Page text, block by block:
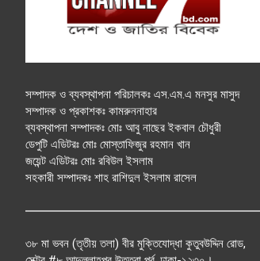
সম্পাদক ও ব্যবস্থাপনা পরিচালকঃ এস.এম.এ মনসুর মাসুদ
সম্পাদক ও প্রকাশকঃ কামরুননাহার
ব্যবস্থাপনা সম্পাদকঃ মোঃ আবু নাছের ইকবাল চৌধুরী
ডেপুটি এডিটরঃ মোঃ মোস্তাফিজুর রহমান খান
জয়েন্ট এডিটরঃ মোঃ রবিউল ইসলাম
সহকারী সম্পাদকঃ শাহ রাশিদুল ইসলাম রাসেল
৩৮ মা ভবন (তৃতীয় তলা) বীর মুক্তিযোদ্ধা কুতুবউদ্দিন রোড,